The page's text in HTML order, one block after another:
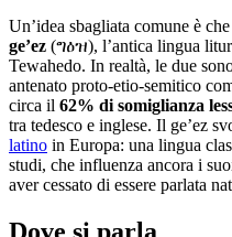
Un’idea sbagliata comune è
ge’ez (ግዕዝ), l’antica lingua
Tewahedo. In realtà, le due
antenato proto-etio-semitico
circa il 62% di somiglianza
tra tedesco e inglese. Il ge’ez
latino in Europa: una lingua
studi, che influenza ancora i
aver cessato di essere parlata